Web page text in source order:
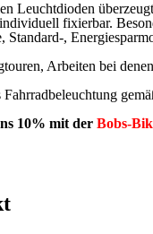
Leuchtdioden
fixierbar.
Standard-,
Arbeiten bei
Fahrradbeleuchtung
10% mit der Bobs-